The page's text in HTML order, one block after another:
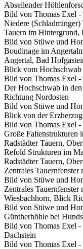
Abseilender
Bild von Thomas Exel
Niedere
Tauern im Hintergrund,
Bild von Stüwe und
Boudinage im
Angertal, Bad
Blick vom Hochschwab
Bild von Thomas Exel
Der Hochschwab in
Richtung Nordosten
Bild von Stüwe und
Blick von der
Bild von Thomas Exel
Große Faltenstrukturen
Radstädter Tauern,
Refold Strukturen im
Radstädter Tauern,
Zentrales
Bild von Stüwe und
Zentrales
Wiesbachhorn, Blick
Bild von Stüwe und
Güntherhöhle bei
Bild von Thomas Exel
Dachstein
Bild von Thomas Exel